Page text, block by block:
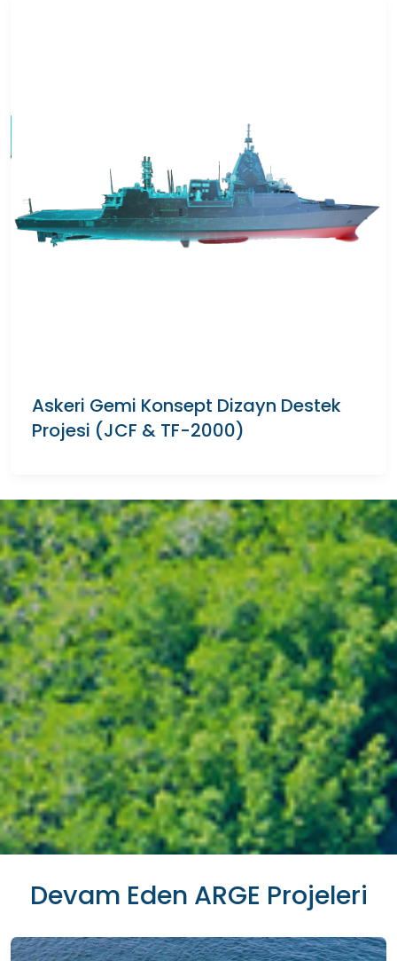
Askeri Gemi Konsept Dizayn Destek
Projesi (JCF & TF-2000)
Devam Eden ARGE Projeleri